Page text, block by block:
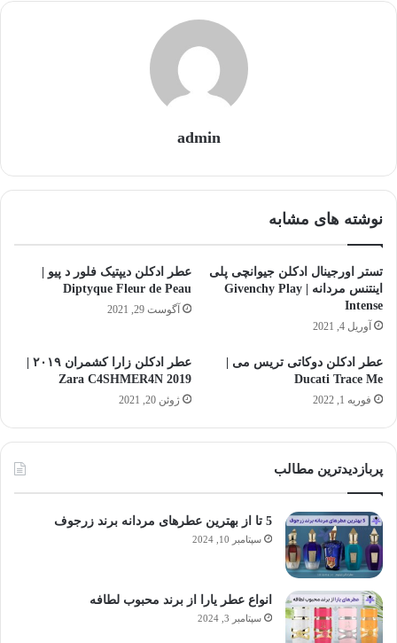
admin
نوشته های مشابه
تستر اورجینال ادکلن جیوانچی پلی
اینتنس مردانه | Givenchy Play
Intense
آوریل 4, 2021
عطر ادکلن دیپتیک فلور د پیو |
Diptyque Fleur de Peau
آگوست 29, 2021
عطر ادکلن دوکاتی تریس می |
Ducati Trace Me
فوریه 1, 2022
Zara C4SHMER4N 2019
ژوئن 20, 2021
پربازدیدترین مطالب
5 تا از بهترین عطرهای مردانه برند زرجوف
سپتامبر 10, 2024
انواع عطر یارا از برند محبوب لطافه
سپتامبر 3, 2024